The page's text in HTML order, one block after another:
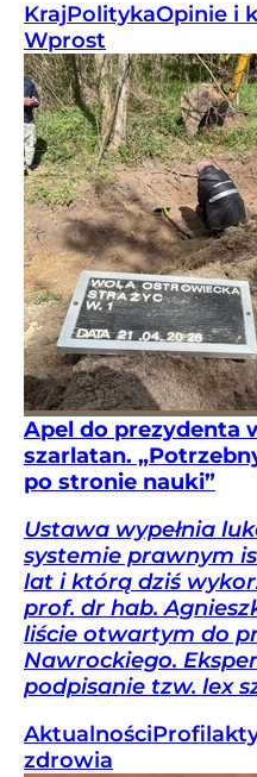
KrajPolitykaOpinie i
Wprost
Apel do prezydenta
szarlatan.
po stronie nauki”
Ustawa wypełnia
systemie prawnym
lat i którą dziś
prof. dr hab.
liście otwartym do
Nawrockiego.
podpisanie tzw. lex
Aktualności
zdrowia